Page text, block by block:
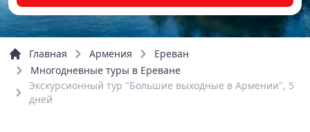
Главная Армения
Ереван
Многодневные туры в Ереване
Экскурсионный тур "Большие выходные в Армении", 5
дней